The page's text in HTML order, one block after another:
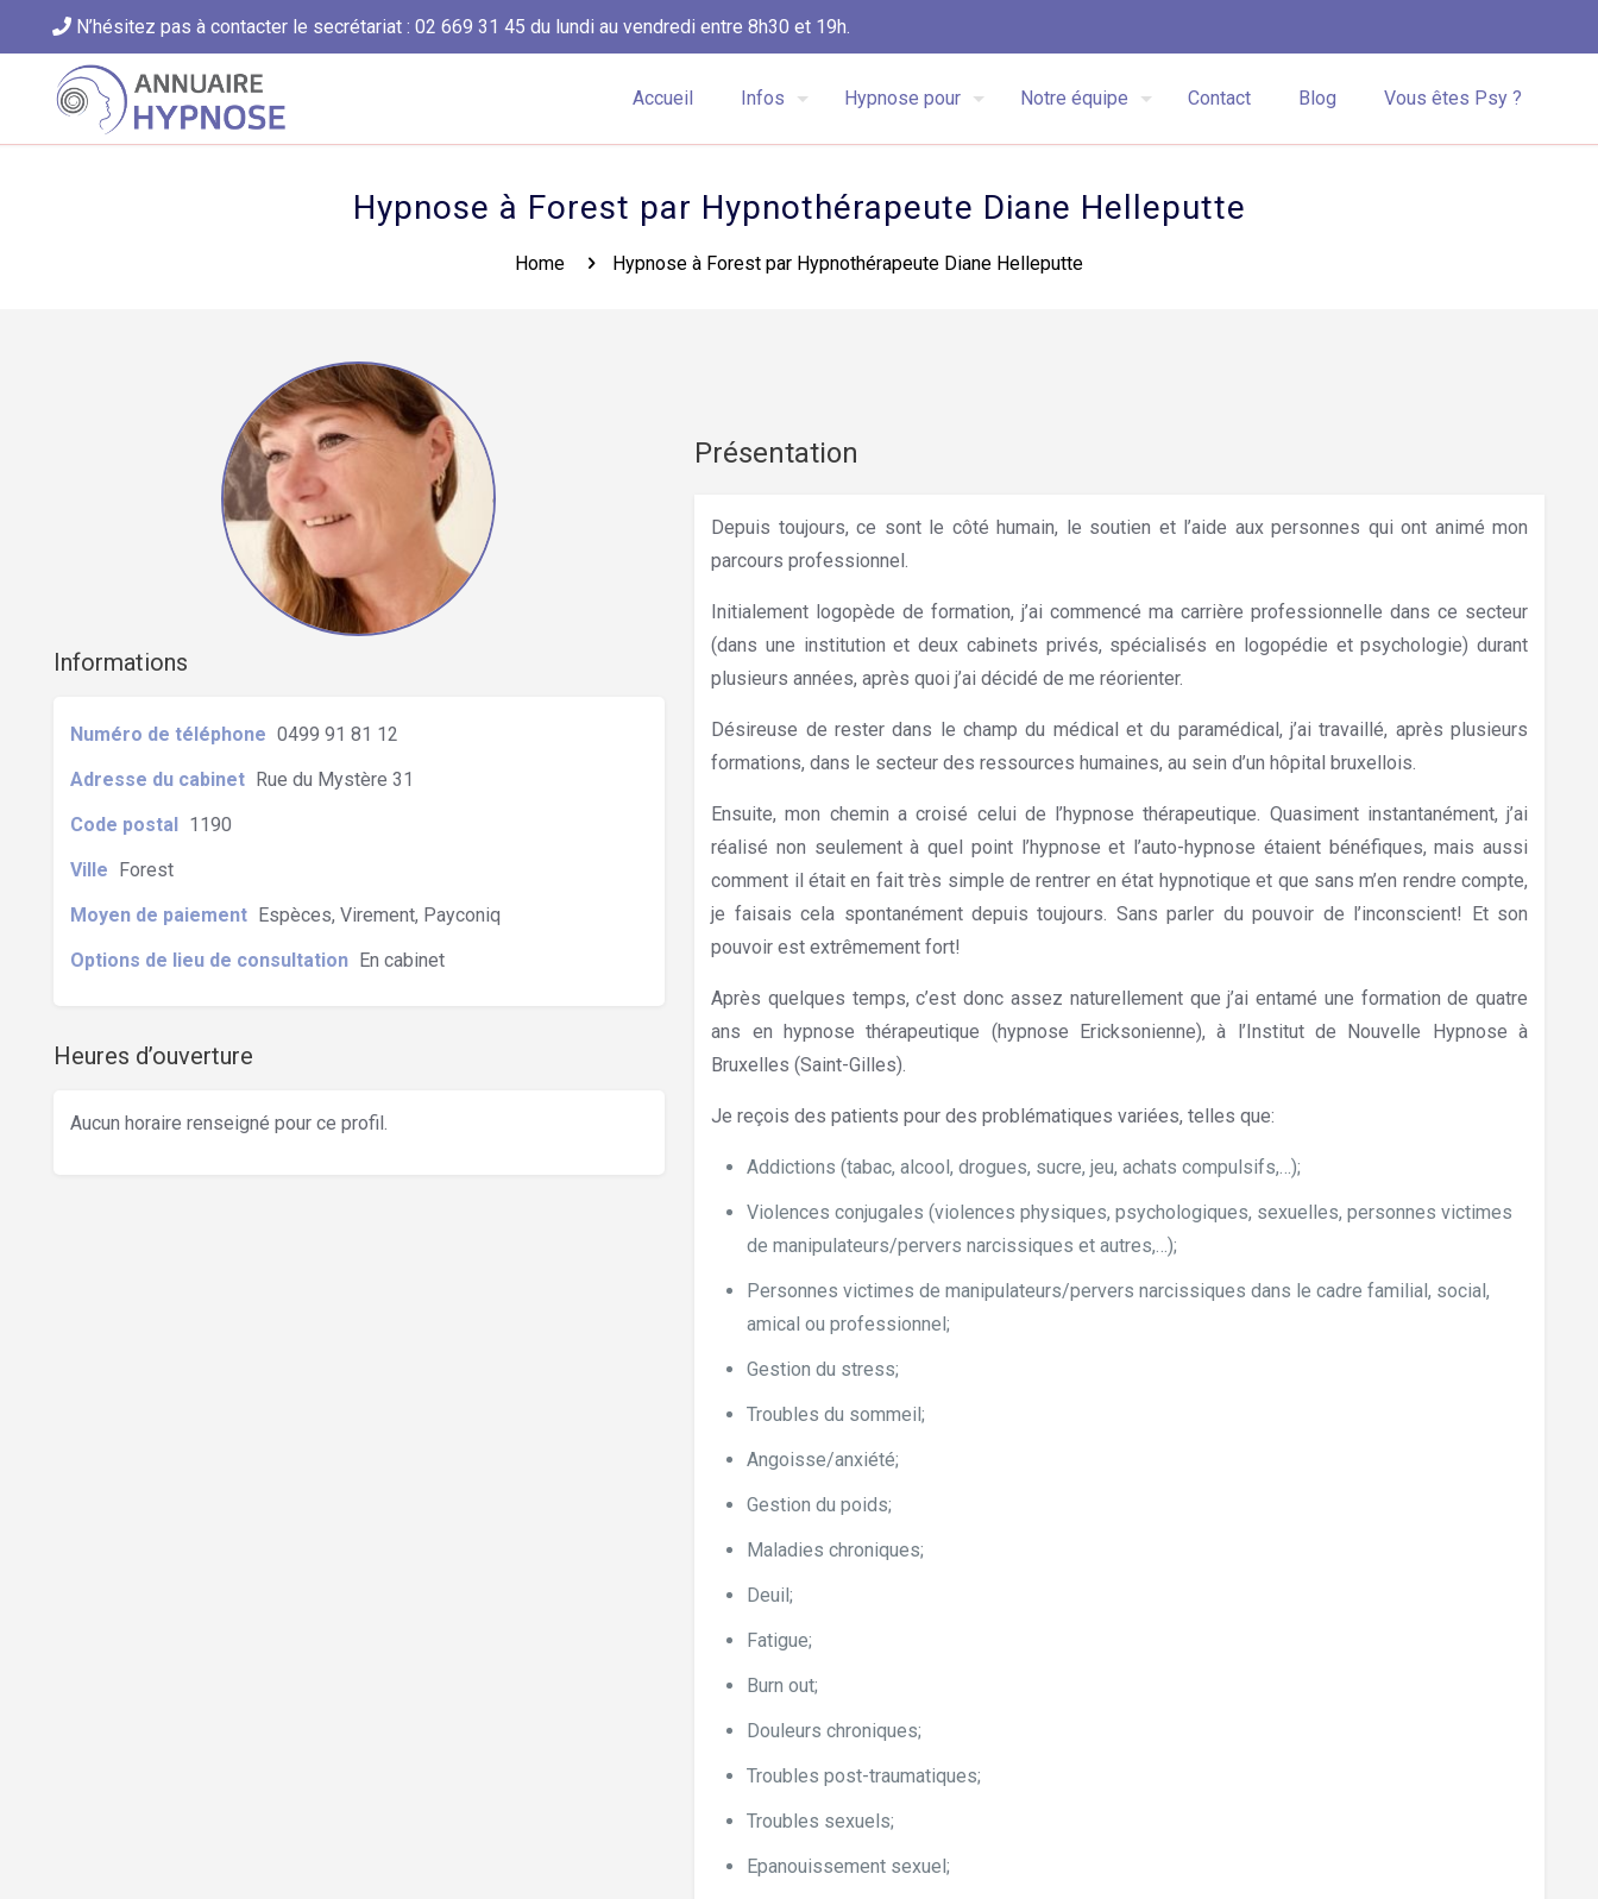
N’hésitez pas à contacter le secrétariat : 02 669 31 45 du lundi au vendredi entre 8h30 et 19h.
Accueil Infos Hypnose pour Notre équipe Contact Blog Vous êtes Psy ?
Hypnose à Forest par Hypnothérapeute Diane Helleputte
Home Hypnose à Forest par Hypnothérapeute Diane Helleputte
Présentation
Depuis toujours, ce sont le côté humain, le soutien et l’aide aux personnes qui ont animé mon
parcours professionnel.
Initialement logopède de formation, j’ai commencé ma carrière professionnelle dans ce secteur
(dans une institution et deux cabinets privés, spécialisés en logopédie et psychologie) durant
plusieurs années, après quoi j’ai décidé de me réorienter.
Désireuse de rester dans le champ du médical et du paramédical, j’ai travaillé, après plusieurs
formations, dans le secteur des ressources humaines, au sein d’un hôpital bruxellois.
Ensuite, mon chemin a croisé celui de l’hypnose thérapeutique. Quasiment instantanément, j’ai
réalisé non seulement à quel point l’hypnose et l’auto-hypnose étaient bénéfiques, mais aussi
comment il était en fait très simple de rentrer en état hypnotique et que sans m’en rendre compte,
je faisais cela spontanément depuis toujours. Sans parler du pouvoir de l’inconscient! Et son
pouvoir est extrêmement fort!
Après quelques temps, c’est donc assez naturellement que j’ai entamé une formation de quatre
ans en hypnose thérapeutique (hypnose Ericksonienne), à l’Institut de Nouvelle Hypnose à
Bruxelles (Saint-Gilles).
Je reçois des patients pour des problématiques variées, telles que:
Addictions (tabac, alcool, drogues, sucre, jeu, achats compulsifs,…);
Violences conjugales (violences physiques, psychologiques, sexuelles, personnes victimes
de manipulateurs/pervers narcissiques et autres,…);
Personnes victimes de manipulateurs/pervers narcissiques dans le cadre familial, social,
amical ou professionnel;
Gestion du stress;
Troubles du sommeil;
Angoisse/anxiété;
Gestion du poids;
Maladies chroniques;
Deuil;
Fatigue;
Burn out;
Douleurs chroniques;
Troubles post-traumatiques;
Troubles sexuels;
Epanouissement sexuel;
Informations
Numéro de téléphone 0499 91 81 12
Adresse du cabinet Rue du Mystère 31
Code postal 1190
Ville Forest
Moyen de paiement Espèces, Virement, Payconiq
Options de lieu de consultation En cabinet
Heures d’ouverture
Aucun horaire renseigné pour ce profil.